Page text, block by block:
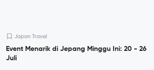
Japan Travel
Event Menarik di Jepang Minggu Ini: 20 - 26
Juli